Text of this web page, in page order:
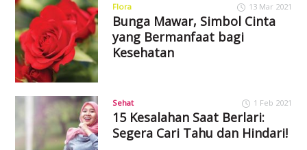
Flora 13 Mar 2021
Bunga Mawar, Simbol Cinta
yang Bermanfaat bagi
Kesehatan
Sehat 1 Feb 2021
15 Kesalahan Saat Berlari:
Segera Cari Tahu dan Hindari!